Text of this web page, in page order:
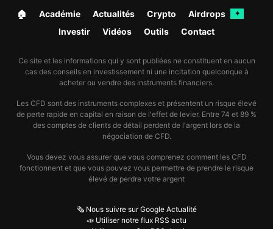
🏠︎ Académie Actualités Crypto Airdrops ✦
Investir Vidéos Outils Contact
Ce site et les informations qui y sont publiées ne constituent en aucun
cas des conseils en investissement ni une incitation quelconque à
acheter ou vendre des instruments financiers.
Les CFD sont des instruments complexes et présentent un risque élevé
de perte rapide en capital en raison de l'effet de levier. Entre 74 et 89 %
des comptes de clients de détail perdent de l'argent lors de la
négociation de CFD.
Vous devez vous assurer que vous comprenez comment les CFD
fonctionnent et que vous pouvez vous permettre de prendre le risque
élevé de perdre votre argent
🗞️ Nous suivre sur Google Actualité
📣 Utiliser notre flux RSS actu